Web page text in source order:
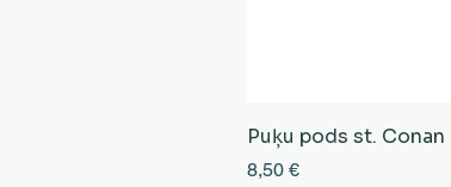
Puķu pods st.
Cena
8,50 €